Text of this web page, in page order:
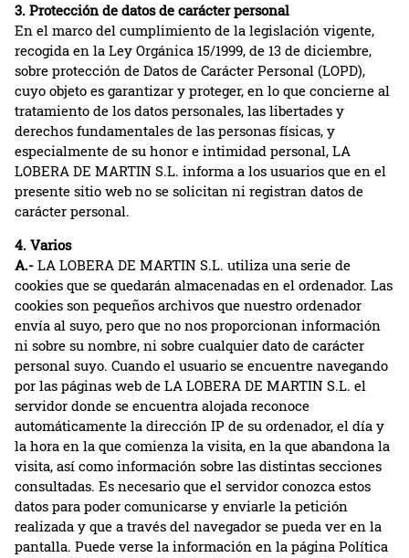
3. Protección de datos de carácter personal
En el marco del cumplimiento de la legislación vigente,
recogida en la Ley Orgánica 15/1999, de 13 de diciembre,
sobre protección de Datos de Carácter Personal (LOPD),
cuyo objeto es garantizar y proteger, en lo que concierne al
tratamiento de los datos personales, las libertades y
derechos fundamentales de las personas físicas, y
especialmente de su honor e intimidad personal, LA
LOBERA DE MARTIN S.L. informa a los usuarios que en el
presente sitio web no se solicitan ni registran datos de
carácter personal.
4. Varios
A.- LA LOBERA DE MARTIN S.L. utiliza una serie de
cookies que se quedarán almacenadas en el ordenador. Las
cookies son pequeños archivos que nuestro ordenador
envía al suyo, pero que no nos proporcionan información
ni sobre su nombre, ni sobre cualquier dato de carácter
personal suyo. Cuando el usuario se encuentre navegando
por las páginas web de LA LOBERA DE MARTIN S.L. el
servidor donde se encuentra alojada reconoce
automáticamente la dirección IP de su ordenador, el día y
la hora en la que comienza la visita, en la que abandona la
visita, así como información sobre las distintas secciones
consultadas. Es necesario que el servidor conozca estos
datos para poder comunicarse y enviarle la petición
realizada y que a través del navegador se pueda ver en la
pantalla. Puede verse la información en la página Política